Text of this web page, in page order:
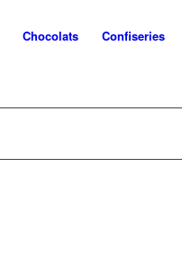
Chocolats Confiseries